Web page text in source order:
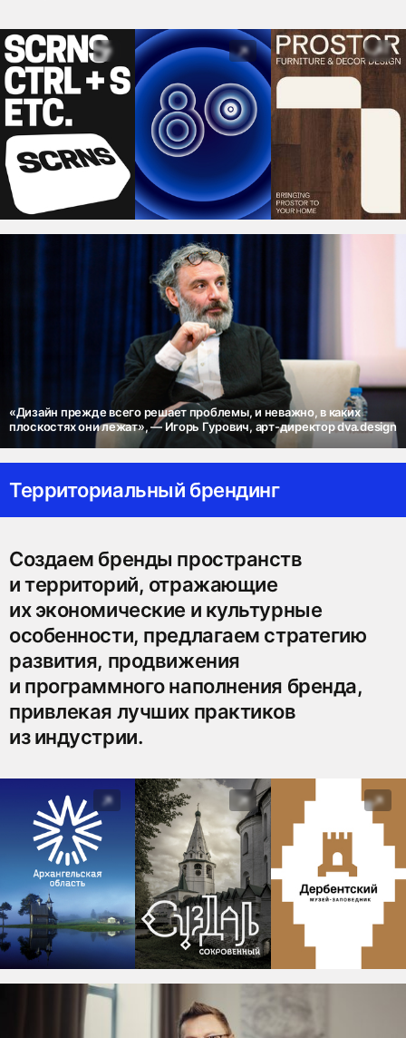
«Дизайн прежде всего решает проблемы, и неважно, в каких
плоскостях они лежат», — Игорь Гурович, арт-директор dva.design
Территориальный брендинг
Создаем бренды пространств
и территорий, отражающие
их экономические и культурные
особенности, предлагаем стратегию
развития, продвижения
и программного наполнения бренда,
привлекая лучших практиков
из индустрии.